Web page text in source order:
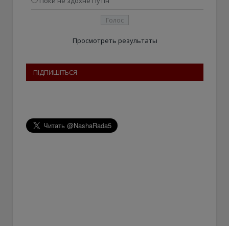
Просмотреть результаты
ПІДПИШІТЬСЯ